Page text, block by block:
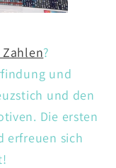
?
und
und den
Die ersten
erfreuen sich